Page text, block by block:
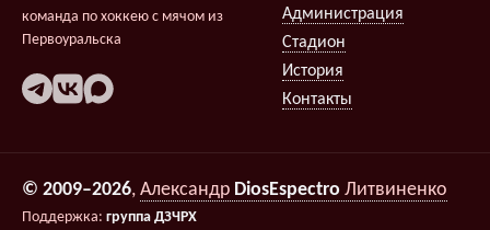
команда по хоккею с мячом из
Первоуральска
Администрация
Стадион
История
Контакты
© 2009–2026, Александр DiosEspectro Литвиненко
Поддержка: группа ДЗЧРХ